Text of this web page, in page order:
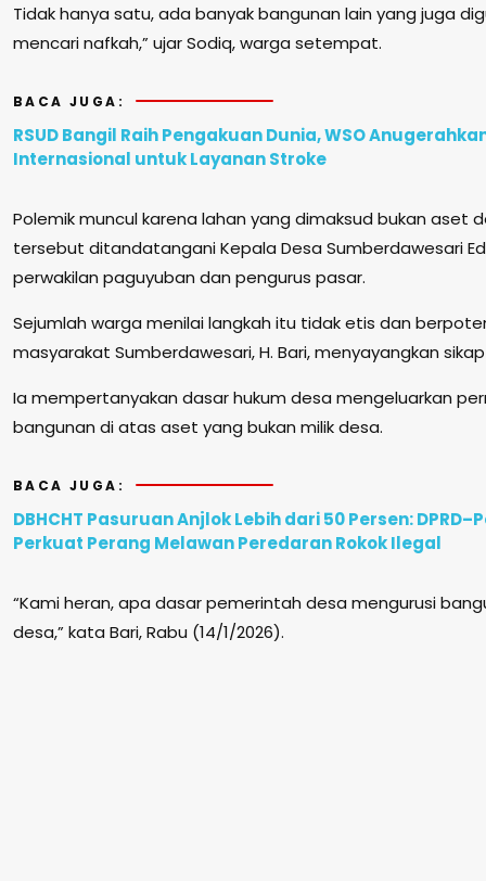
Tidak hanya satu, ada banyak bangunan lain yang juga
mencari nafkah,” ujar Sodiq, warga setempat.
BACA JUGA:
RSUD Bangil Raih Pengakuan Dunia, WSO
Internasional untuk Layanan Stroke
Polemik muncul karena lahan yang dimaksud bukan aset
tersebut ditandatangani Kepala Desa Sumberdawesari
perwakilan paguyuban dan pengurus pasar.
Sejumlah warga menilai langkah itu tidak etis dan
masyarakat Sumberdawesari, H. Bari, menyayangkan
Ia mempertanyakan dasar hukum desa mengeluarkan
bangunan di atas aset yang bukan milik desa.
BACA JUGA:
DBHCHT Pasuruan Anjlok Lebih dari 50 Persen:
Perkuat Perang Melawan Peredaran Rokok Ilegal
“Kami heran, apa dasar pemerintah desa mengurusi
desa,” kata Bari, Rabu (14/1/2026).